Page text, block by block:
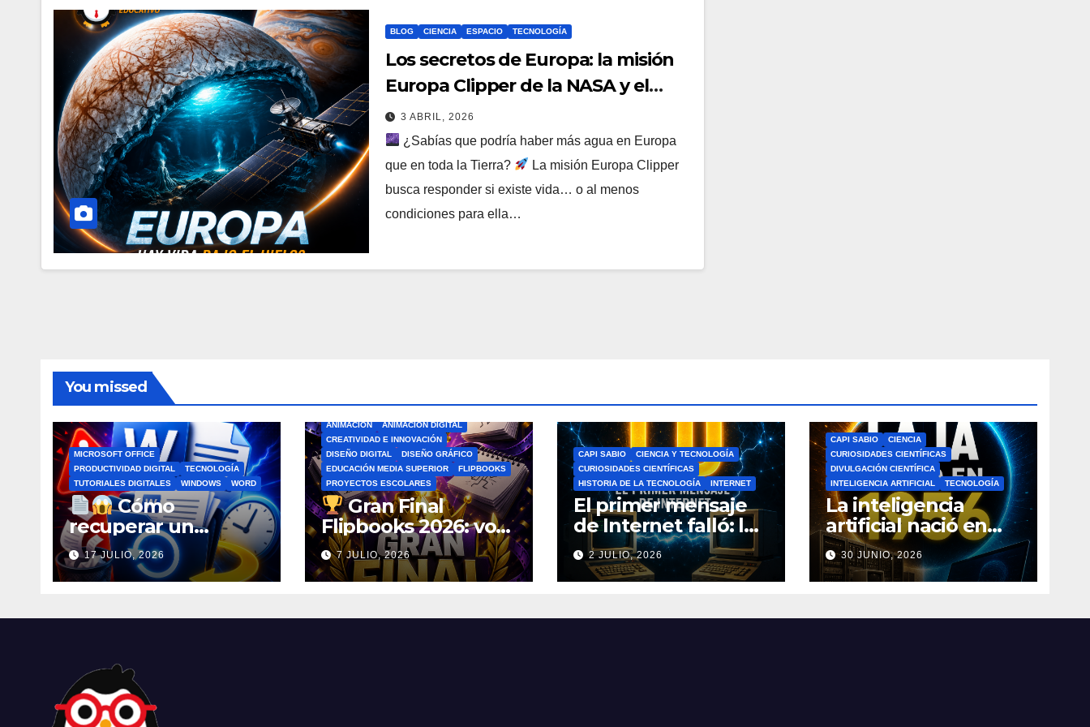
BLOG CIENCIA ESPACIO TECNOLOGÍA
Los secretos de Europa: la misión
Europa Clipper de la NASA y el
posible hallazgo de vida
extraterrestre en nuestro sistema
solar
3 ABRIL, 2026
¿Sabías que podría haber más agua en Europa
que en toda la Tierra?
La misión Europa Clipper
busca responder si existe vida… o al menos
condiciones para ella…
You missed
MICROSOFT OFFICE
PRODUCTIVIDAD DIGITAL
TECNOLOGÍA
TUTORIALES DIGITALES
WINDOWS WORD
Cómo
recuperar un
archivo de Word no
guardado antes de
entrar en pánico
17 JULIO, 2026
ANIMACIÓN
ANIMACIÓN DIGITAL
CREATIVIDAD E INNOVACIÓN
DISEÑO DIGITAL
DISEÑO GRÁFICO
EDUCACIÓN MEDIA SUPERIOR
FLIPBOOKS
PROYECTOS ESCOLARES
Gran Final
Flipbooks 2026: vota
por el Mejor
Flipbook del Ciclo
Escolar
7 JULIO, 2026
CAPI SABIO
CIENCIA Y TECNOLOGÍA
CURIOSIDADES CIENTÍFICAS
HISTORIA DE LA TECNOLOGÍA
INTERNET
El primer mensaje
de Internet falló: la
increíble historia de
ARPANET que
cambió el mundo
2 JULIO, 2026
CAPI SABIO
CIENCIA
CURIOSIDADES CIENTÍFICAS
DIVULGACIÓN CIENTÍFICA
INTELIGENCIA ARTIFICIAL
TECNOLOGÍA
La inteligencia
artificial nació en
1956: el verdadero
origen de la IA que
cambió el mundo
30 JUNIO, 2026